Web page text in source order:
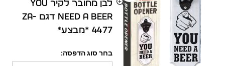
לבן מחובר לקיר YOU
NEED A BEER דגם ZA-
4477 *מבצע*
בחר סוג הדפסה: